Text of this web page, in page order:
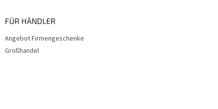
FÜR HÄNDLER
Angebot Firmengeschenke
Großhandel